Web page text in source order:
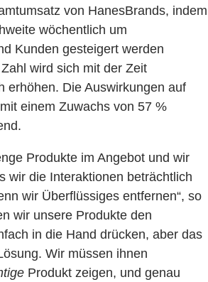
von HanesBrands, indem
wöchentlich um
Kunden gesteigert werden
wird sich mit der Zeit
erhöhen. Die Auswirkungen auf
einem Zuwachs von 57 %
Produkte im Angebot und wir
wir die Interaktionen beträchtlich
wir Überflüssiges entfernen“, so
wir unsere Produkte den
in die Hand drücken, aber das
Wir müssen ihnen
Produkt zeigen, und genau